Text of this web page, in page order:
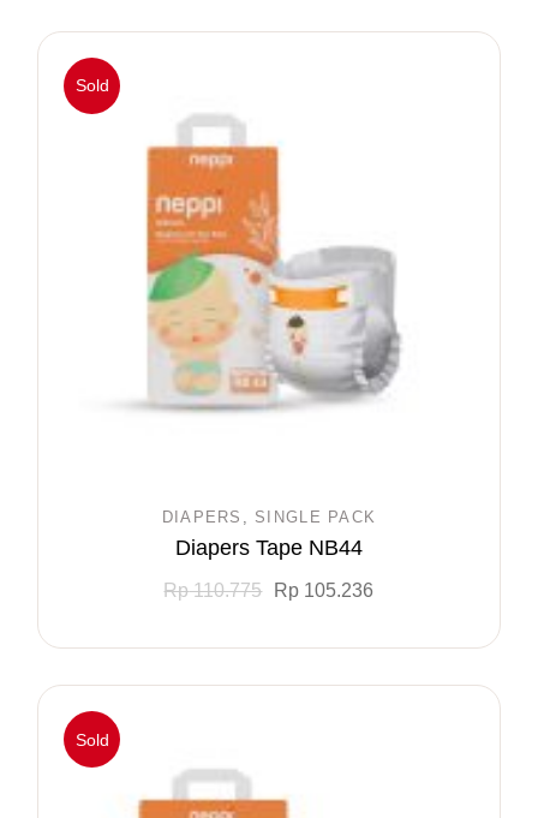
Sold
DIAPERS SINGLE PACK
Diapers Tape NB44
Rp110.775 Rp 105.236
Sold